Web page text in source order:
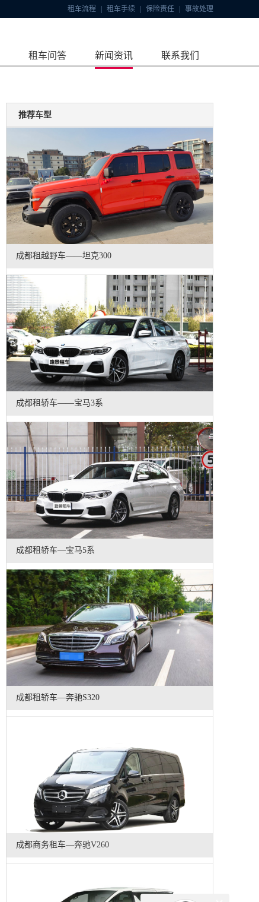
租车流程 租车手续 保险责任 事故处理
租车问答 新闻资讯 联系我们
推荐车型
成都租越野车——坦克300
成都租轿车——宝马3系
成都租轿车—宝马5系
成都租轿车—奔驰S320
成都商务租车—奔驰V260